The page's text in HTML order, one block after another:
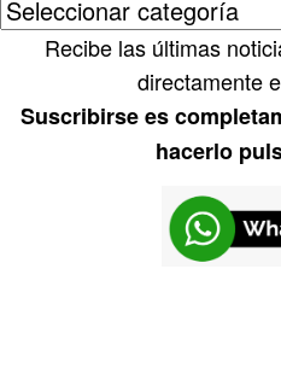
Recibe las últimas
directamente
Suscribirse es
hacerlo